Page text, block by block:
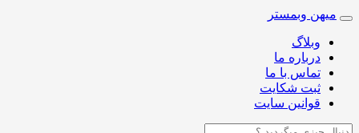
Toggle
navigation
میهن وبمستر
وبلاگ
درباره ما
تماس با ما
ثبت شکایت
قوانین سایت